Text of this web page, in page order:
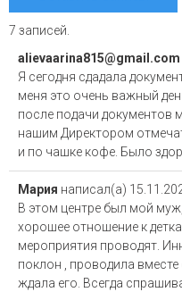
7 записей.
alievaarina815@gmail.com
Я сегодня сдадала
меня это очень важный
после подачи документов
нашим Директором
и по чашке кофе. Было
Мария написал(а)
В этом центре был мой
хорошее отношение к
мероприятия проводят.
поклон , проводила
ждала его. Всегда